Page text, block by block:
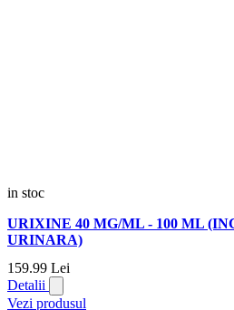
in stoc
URIXINE 40 MG/ML - 100 ML
URINARA)
159.99 Lei
Detalii
Vezi produsul